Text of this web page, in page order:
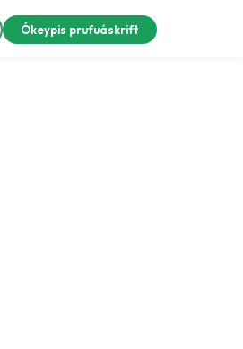
Ókeypis prufuáskrift